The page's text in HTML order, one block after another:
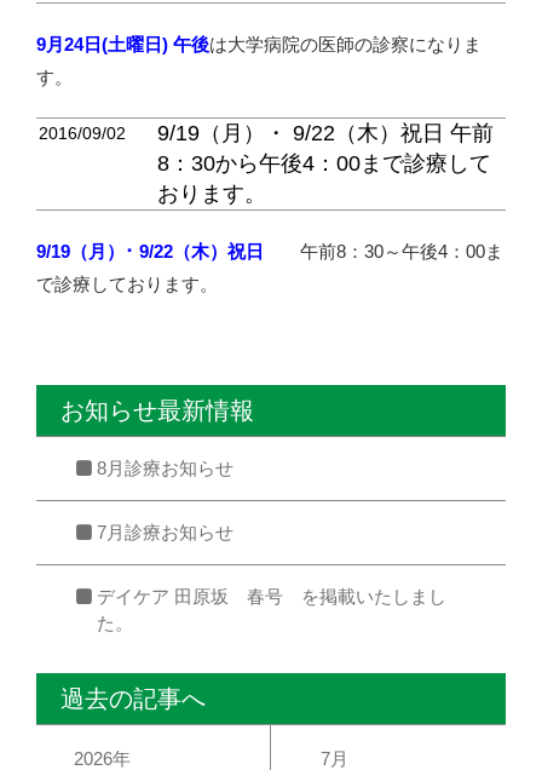
9月24日(土曜日) 午後は大学病院の医師の診察になりま
す。
2016/09/02
9/19（月）・ 9/22（木）祝日 午前
8：30から午後4：00まで診療して
おります。
9/19（月）･ 9/22（木）祝日
午前8：30～午後4：00ま
で診療しております。
お知らせ最新情報
8月診療お知らせ
7月診療お知らせ
デイケア 田原坂 春号 を掲載いたしまし
た。
過去の記事へ
2026年 7月